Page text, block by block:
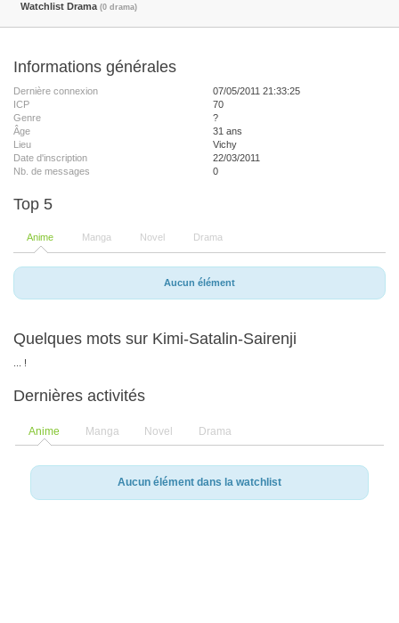
Watchlist Drama (0 drama)
Informations générales
Dernière connexion
07/05/2011 21:33:25
ICP
70
Genre
?
Âge
31 ans
Lieu
Vichy
Date d'inscription
22/03/2011
Nb. de messages
0
Top 5
Anime Manga Novel Drama
Aucun élément
Quelques mots sur Kimi-Satalin-Sairenji
... !
Dernières activités
Anime Manga Novel Drama
Aucun élément dans la watchlist